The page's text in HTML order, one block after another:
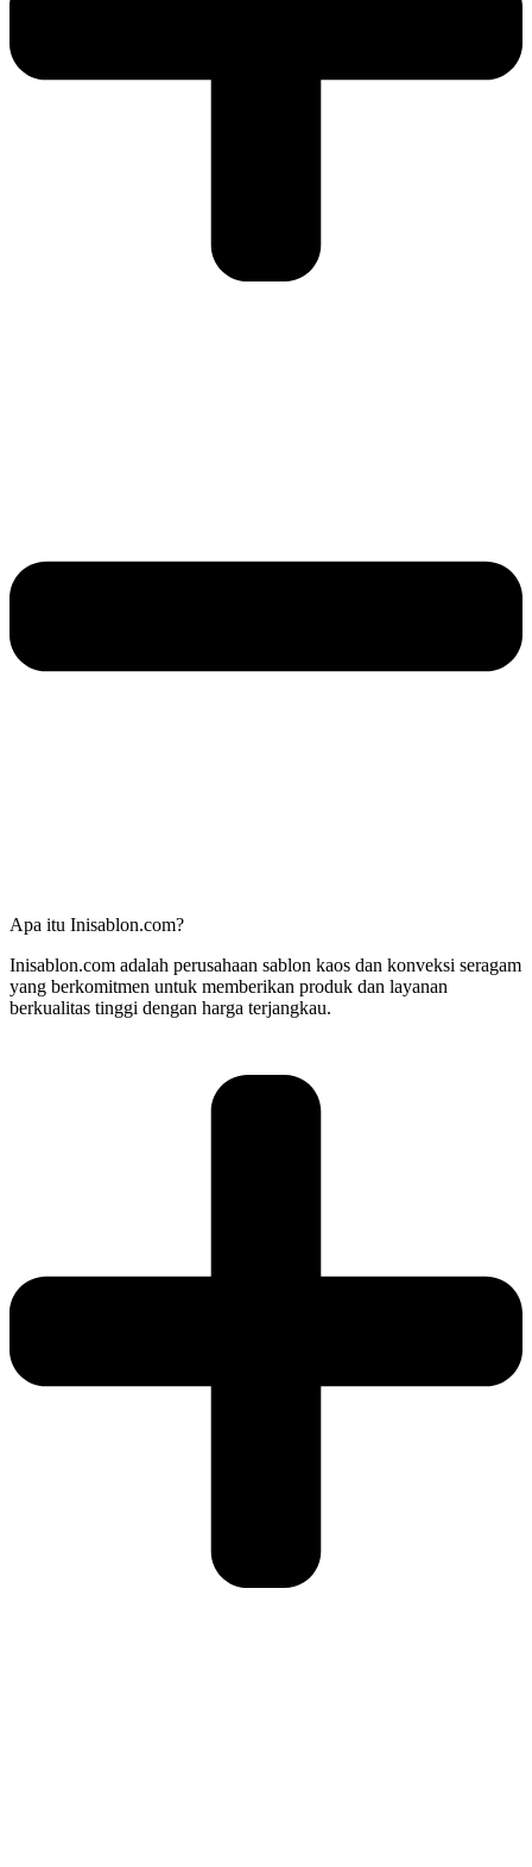
Apa itu Inisablon.com?
Inisablon.com adalah perusahaan sablon kaos dan konveksi seragam
yang berkomitmen untuk memberikan produk dan layanan
berkualitas tinggi dengan harga terjangkau.